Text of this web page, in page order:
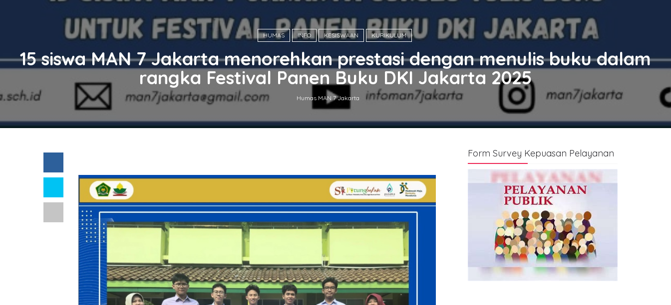
HUMAS INFO KESISWAAN KURIKULUM
15 siswa MAN 7 Jakarta menorehkan prestasi dengan menulis buku dalam
rangka Festival Panen Buku DKI Jakarta 2025
Humas MAN 7 Jakarta
Form Survey Kepuasan Pelayanan